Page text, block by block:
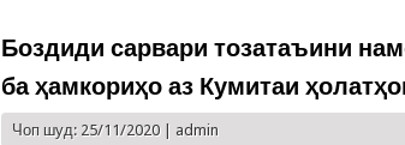
Боздиди сарвари тозатаъини
ба ҳамкориҳо аз Кумитаи
Чоп шуд: 25/11/2020 | admin